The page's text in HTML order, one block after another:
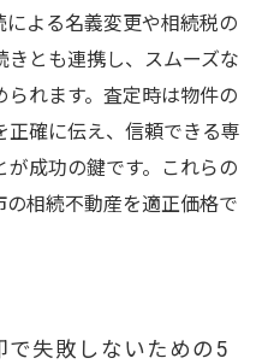
による名義変更や相続税の
とも連携し、スムーズな
れます。査定時は物件の
確に伝え、信頼できる専
成功の鍵です。これらの
相続不動産を適正価格で
で失敗しないための5